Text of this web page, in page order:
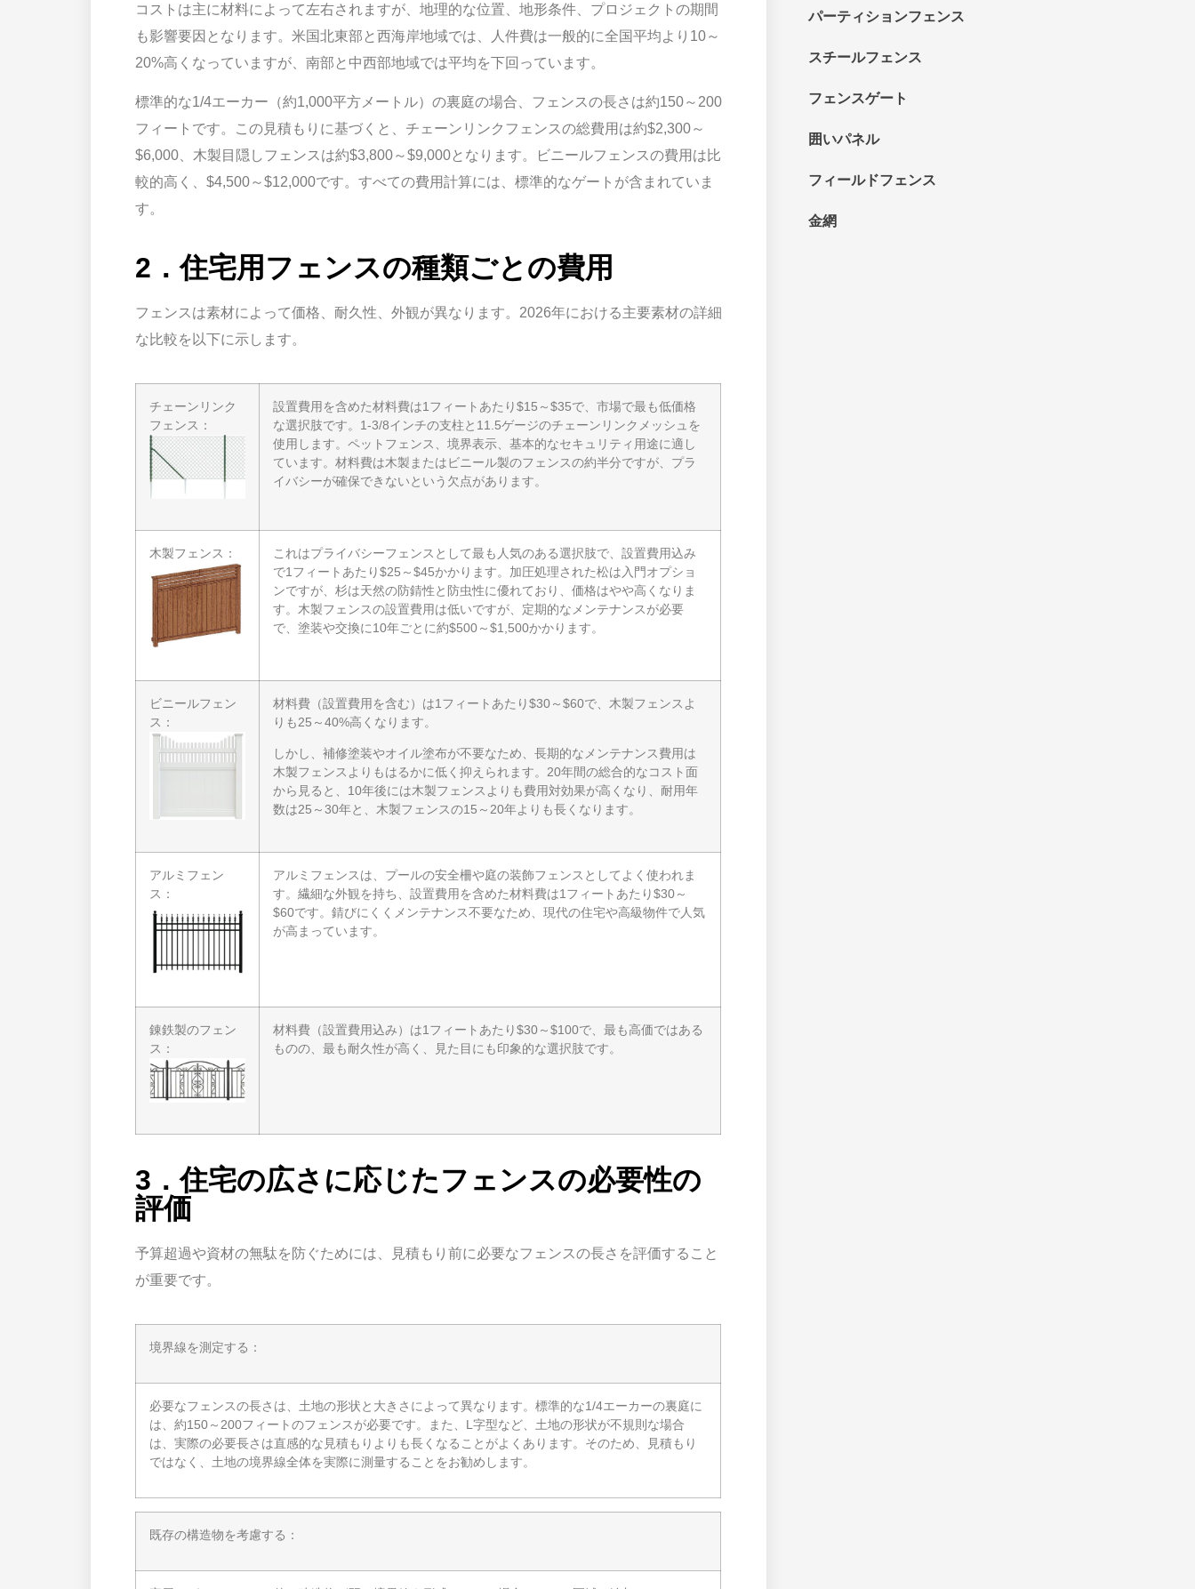
コストは主に材料によって左右されますが、地理的な位置、地形条件、プロジェクトの期間
も影響要因となります。米国北東部と西海岸地域では、人件費は一般的に全国平均より10～
20%高くなっていますが、南部と中西部地域では平均を下回っています。
標準的な1/4エーカー（約1,000平方メートル）の裏庭の場合、フェンスの長さは約150～200
フィートです。この見積もりに基づくと、チェーンリンクフェンスの総費用は約$2,300～
$6,000、木製目隠しフェンスは約$3,800～$9,000となります。ビニールフェンスの費用は比
較的高く、$4,500～$12,000です。すべての費用計算には、標準的なゲートが含まれていま
す。
2．住宅用フェンスの種類ごとの費用
フェンスは素材によって価格、耐久性、外観が異なります。2026年における主要素材の詳細
な比較を以下に示します。
チェーンリンク
フェンス：
設置費用を含めた材料費は1フィートあたり$15～$35で、市場で最も低価格
な選択肢です。1-3/8インチの支柱と11.5ゲージのチェーンリンクメッシュを
使用します。ペットフェンス、境界表示、基本的なセキュリティ用途に適し
ています。材料費は木製またはビニール製のフェンスの約半分ですが、プラ
イバシーが確保できないという欠点があります。
木製フェンス：
これはプライバシーフェンスとして最も人気のある選択肢で、設置費用込み
で1フィートあたり$25～$45かかります。加圧処理された松は入門オプショ
ンですが、杉は天然の防錆性と防虫性に優れており、価格はやや高くなりま
す。木製フェンスの設置費用は低いですが、定期的なメンテナンスが必要
で、塗装や交換に10年ごとに約$500～$1,500かかります。
ビニールフェン
ス：
材料費（設置費用を含む）は1フィートあたり$30～$60で、木製フェンスよ
りも25～40%高くなります。
しかし、補修塗装やオイル塗布が不要なため、長期的なメンテナンス費用は
木製フェンスよりもはるかに低く抑えられます。20年間の総合的なコスト面
から見ると、10年後には木製フェンスよりも費用対効果が高くなり、耐用年
数は25～30年と、木製フェンスの15～20年よりも長くなります。
アルミフェン
ス：
アルミフェンスは、プールの安全柵や庭の装飾フェンスとしてよく使われま
す。繊細な外観を持ち、設置費用を含めた材料費は1フィートあたり$30～
$60です。錆びにくくメンテナンス不要なため、現代の住宅や高級物件で人気
が高まっています。
錬鉄製のフェン
ス：
材料費（設置費用込み）は1フィートあたり$30～$100で、最も高価ではある
ものの、最も耐久性が高く、見た目にも印象的な選択肢です。
3．住宅の広さに応じたフェンスの必要性の
評価
予算超過や資材の無駄を防ぐためには、見積もり前に必要なフェンスの長さを評価すること
が重要です。
境界線を測定する：
必要なフェンスの長さは、土地の形状と大きさによって異なります。標準的な1/4エーカーの裏庭に
は、約150～200フィートのフェンスが必要です。また、L字型など、土地の形状が不規則な場合
は、実際の必要長さは直感的な見積もりよりも長くなることがよくあります。そのため、見積もり
ではなく、土地の境界線全体を実際に測量することをお勧めします。
既存の構造物を考慮する：
パーティションフェンス
スチールフェンス
フェンスゲート
囲いパネル
フィールドフェンス
金網